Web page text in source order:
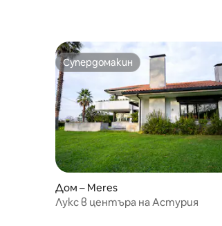
Супердомакин
Супердомакин
Дом – Meres
Лукс в центъра на Астурия